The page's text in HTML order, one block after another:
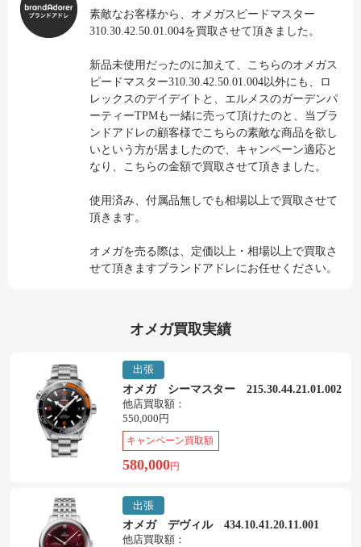
素敵なお客様から、オメガスピードマスター
310.30.42.50.01.004を買取させて頂きました。
新品未使用だったのに加えて、こちらのオメガス
ピードマスター310.30.42.50.01.004以外にも、ロ
レックスのデイデイトと、エルメスのガーデンパ
ーティーTPMも一緒に売って頂けたのと、当ブラ
ンドアドレの顧客様でこちらの素敵な商品を欲し
いという方が居ましたので、キャンペーン適応と
なり、こちらの金額で買取させて頂きました。
使用済み、付属品無しでも相場以上で買取させて
頂きます。
オメガを売る際は、定価以上・相場以上で買取さ
せて頂きますブランドアドレにお任せください。
オメガ買取実績
出張
オメガ シーマスター 215.30.44.21.01.002
他店買取額：
550,000円
キャンペーン買取額
580,000円
出張
オメガ デヴィル 434.10.41.20.11.001
他店買取額：